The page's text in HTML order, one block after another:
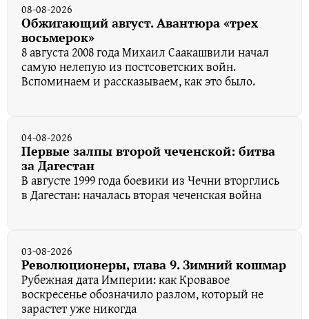
08-08-2026
Обжигающий август. Авантюра «трех
восьмерок»
8 августа 2008 года Михаил Саакашвили начал
самую нелепую из постсоветских войн.
Вспоминаем и рассказываем, как это было.
04-08-2026
Первые залпы второй чеченской: битва
за Дагестан
В августе 1999 года боевики из Чечни вторглись
в Дагестан: началась вторая чеченская война
03-08-2026
Революционеры, глава 9. Зимний кошмар
Рубежная дата Империи: как Кровавое
воскресенье обозначило разлом, который не
зарастет уже никогда